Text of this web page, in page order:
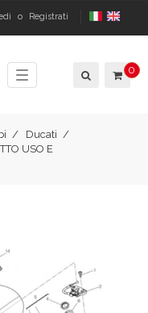
o Registrati
Toggle
navigation
0
Ducati
USO E